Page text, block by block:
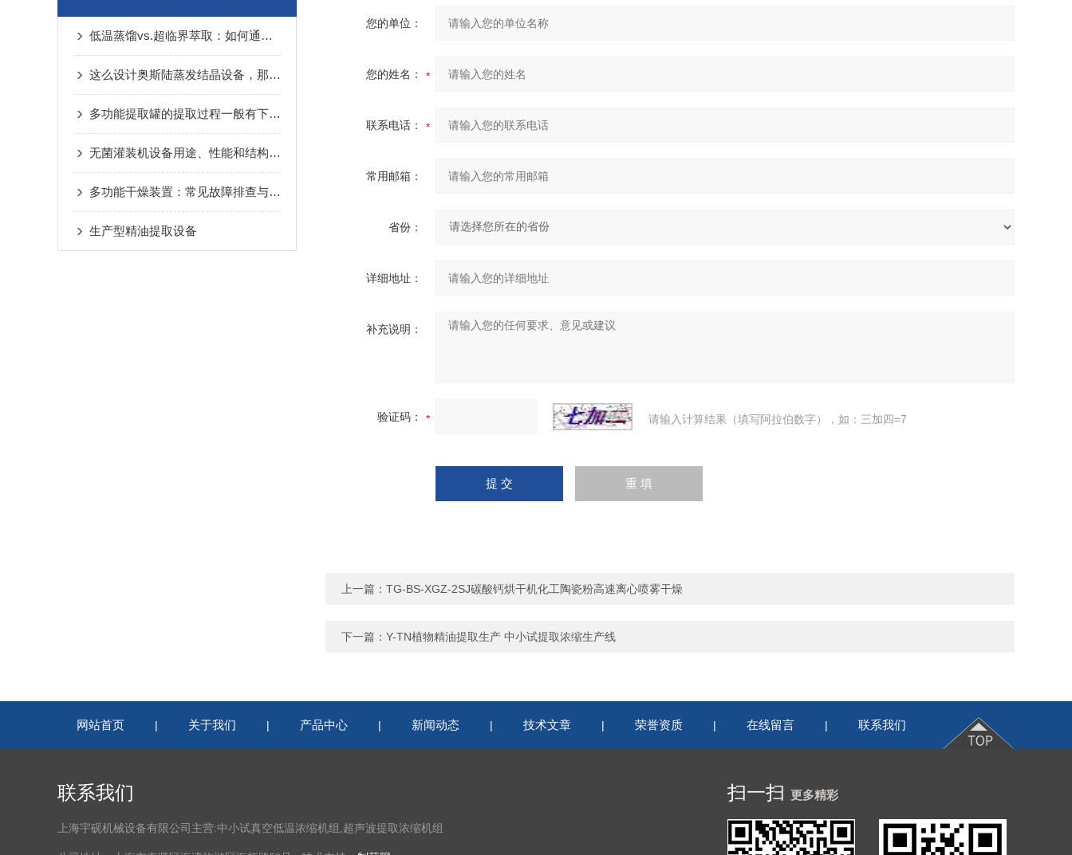
低温蒸馏vs.超临界萃取：如何通过植物精油提取分离设备保留活性成分？
这么设计奥斯陆蒸发结晶设备，那一定有它的道理
多功能提取罐的提取过程一般有下列四个主要操作和控制环节
无菌灌装机设备用途、性能和结构特点
多功能干燥装置：常见故障排查与处理指南
生产型精油提取设备
您的单位：
您的姓名：
联系电话：
常用邮箱：
省份：
详细地址：
补充说明：
验证码： 请输入计算结果（填写阿拉伯数字），如：三加四=7
上一篇： TG-BS-XGZ-2SJ碳酸钙烘干机化工陶瓷粉高速离心喷雾干燥
下一篇： Y-TN植物精油提取生产 中小试提取浓缩生产线
网站首页 | 关于我们 | 产品中心 | 新闻动态 | 技术文章 | 荣誉资质 | 在线留言 | 联系我们
联系我们
上海宇砚机械设备有限公司主营:中小试真空低温浓缩机组,超声波提取浓缩机组
扫一扫 更多精彩